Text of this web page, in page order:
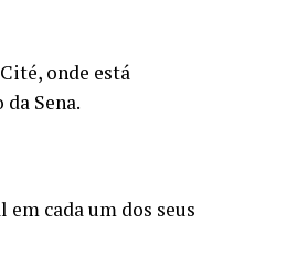
onde está
Sena.
cada um dos seus